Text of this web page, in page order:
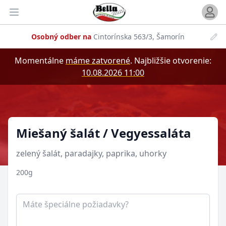
Otvoriť menu
Osobný odber na Cintorínska 563/3, Šamorín
Momentálne máme zatvorené. Najbližšie otvorenie:
10.08.2026 11:00
Produkt
Miešaný šalát / Vegyessaláta
zelený šalát, paradajky, paprika, uhorky
200g
Poznámka